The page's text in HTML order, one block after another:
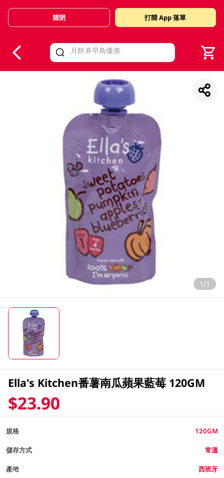
Valid Until 30 June 2026
關閉 打開 App 落單
1/1
Ella's Kitchen番薯南瓜蘋果藍莓 120GM
$23.90
規格 120GM
儲存方式 常溫
產地 西班牙